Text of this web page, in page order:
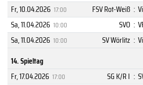
Fr, 10.04.2026 17:00 FSV Rot-Weiß :
Sa, 11.04.2026 10:00 SVO :
Sa, 11.04.2026 10:00 SV Wörlitz :
14. Spieltag
Fr, 17.04.2026 17:00 SG K/R I :